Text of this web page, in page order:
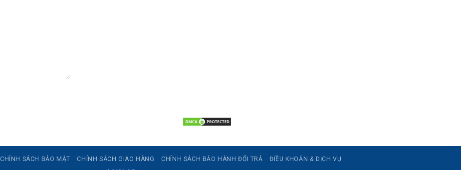
CHÍNH SÁCH BẢO MẬT CHÍNH SÁCH GIAO HÀNG CHÍNH SÁCH BẢO HÀNH ĐỔI TRẢ ĐIỀU KHOẢN & DỊCH VỤ